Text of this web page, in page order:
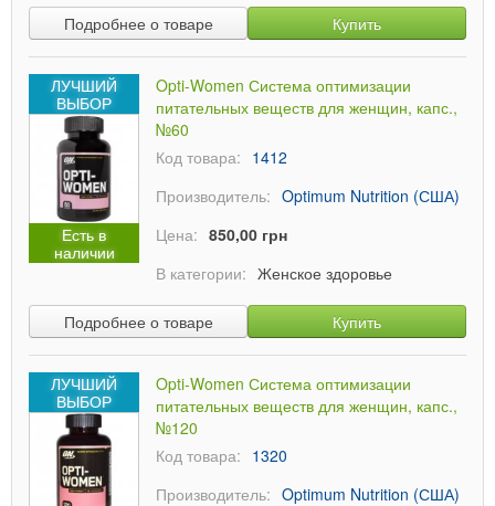
Подробнее о товаре Купить
ЛУЧШИЙ
ВЫБОР
Есть в
наличии
Opti-Women Система оптимизации
питательных веществ для женщин, капс.,
№60
Код товара: 1412
Производитель: Optimum Nutrition (США)
Цена: 850,00 грн
В категории: Женское здоровье
Подробнее о товаре Купить
ЛУЧШИЙ
ВЫБОР
Opti-Women Система оптимизации
питательных веществ для женщин, капс.,
№120
Код товара: 1320
Производитель: Optimum Nutrition (США)